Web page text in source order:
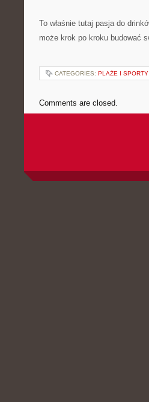
To właśnie tutaj pasja do
może krok po kroku budować
CATEGORIES: PLAŻE I SPORTY
Comments are closed.